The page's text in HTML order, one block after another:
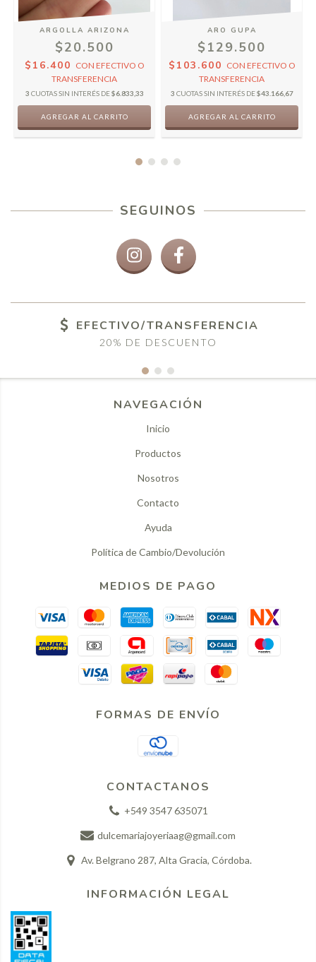
ARGOLLA ARIZONA
$20.500
$16.400 CON EFECTIVO O
TRANSFERENCIA
3 CUOTAS SIN INTERÉS DE$6.833,33
ARO GUPA
$129.500
$103.600 CON EFECTIVO O
TRANSFERENCIA
3 CUOTAS SIN INTERÉS DE$43.166,67
SEGUINOS
EFECTIVO/TRANSFERENCIA
20% DE DESCUENTO
NAVEGACIÓN
Inicio
Productos
Nosotros
Contacto
Ayuda
Política de Cambio/Devolución
MEDIOS DE PAGO
FORMAS DE ENVÍO
CONTACTANOS
+549 3547 635071
dulcemariajoyeriaag@gmail.com
Av. Belgrano 287, Alta Gracia, Córdoba.
INFORMACIÓN LEGAL